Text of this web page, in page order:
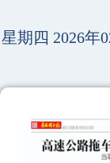
星期四 2026年